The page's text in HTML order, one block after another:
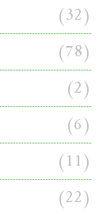
(32)
(78)
(2)
(6)
(11)
(22)